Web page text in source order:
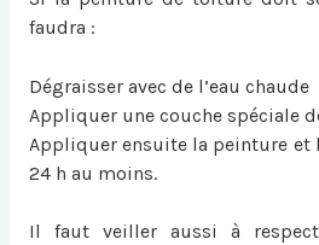
faudra :
Dégraisser avec de l’eau chaude
Appliquer une couche spéciale
Appliquer ensuite la peinture et
24 h au moins.
Il faut veiller aussi à